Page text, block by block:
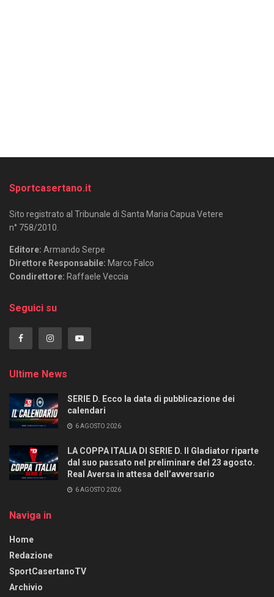
Sportcasertano.it
Sito registrato al Tribunale di Santa Maria Capua Vetere
n° 758/2010.
Editore: Armando Serpe
Direttore Responsabile: Marco Falco
Condirettore: Raffaele Veccia
Seguici su
Ultime News
SERIE D. Ecco la data di pubblicazione dei
calendari
6 AGOSTO 2026
LA COPPA ITALIA DI SERIE D. Il Gladiator riparte
dal suo passato nel preliminare del 23 agosto.
Real Aversa in attesa dell’avversario
6 AGOSTO 2026
Naviga in
Home
Redazione
SportCasertanoTV
Archivio